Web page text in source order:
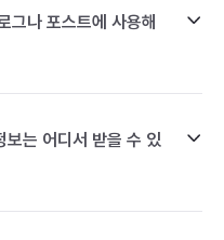
그나 포스트에 사용해
보는 어디서 받을 수 있